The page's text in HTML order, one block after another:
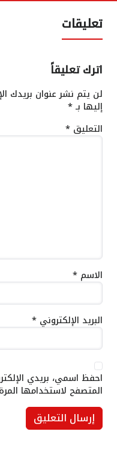
تعليقات
اترك تعليقاً
لن يتم نشر عنوان بريدك
إليها بـ*
التعليق *
الاسم *
البريد الإلكتروني *
احفظ اسمي، بريدي
المتصفح لاستخدامها